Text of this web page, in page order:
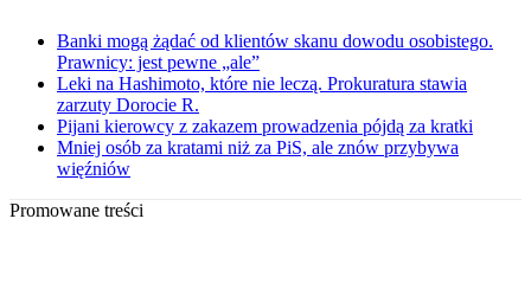
Banki mogą żądać od klientów skanu dowodu osobistego.
Prawnicy: jest pewne „ale”
Leki na Hashimoto, które nie leczą. Prokuratura stawia
zarzuty Dorocie R.
Pijani kierowcy z zakazem prowadzenia pójdą za kratki
Mniej osób za kratami niż za PiS, ale znów przybywa
więźniów
Promowane treści